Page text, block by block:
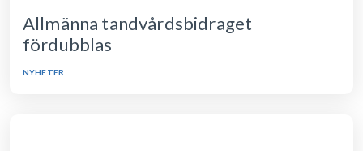
Allmänna tandvårdsbidraget
fördubblas
NYHETER